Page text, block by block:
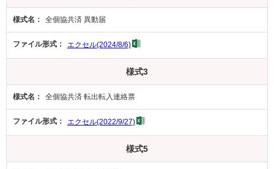
全個協共済 異動届
エクセル(2024/8/6)
様式3
全個協共済 転出転入連絡票
エクセル(2022/9/27)
様式5